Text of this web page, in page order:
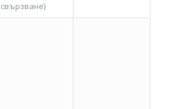
свързване)